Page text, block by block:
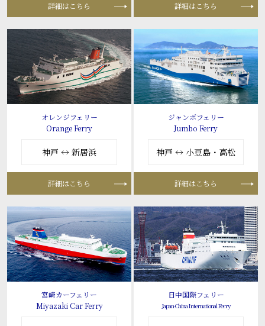
詳細はこちら 詳細はこちら
オレンジフェリー
Orange Ferry
神戸 ↔ 新居浜
詳細はこちら
ジャンボフェリー
Jumbo Ferry
神戸 ↔ 小豆島・高松
詳細はこちら
宮崎カーフェリー
Miyazaki Car Ferry
日中国際フェリー
Japan-China International Ferry